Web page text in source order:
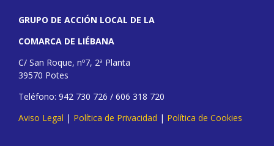
GRUPO DE ACCIÓN LOCAL DE LA
COMARCA DE LIÉBANA
C/ San Roque, nº7, 2ª Planta
39570 Potes
Teléfono: 942 730 726 / 606 318 720
Aviso Legal | Política de Privacidad | Política de Cookies